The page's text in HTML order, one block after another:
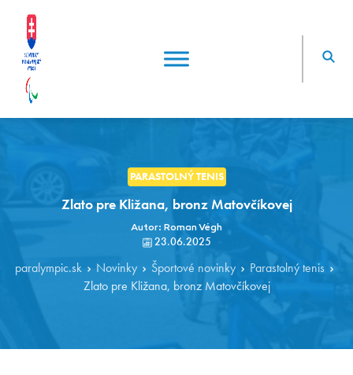
PARASTOLNÝ TENIS
Zlato pre Kližana, bronz Matovčíkovej
Autor: Roman Végh
23.06.2025
paralympic.sk Novinky Športové novinky
Parastolný tenis
Zlato pre Kližana, bronz Matovčíkovej